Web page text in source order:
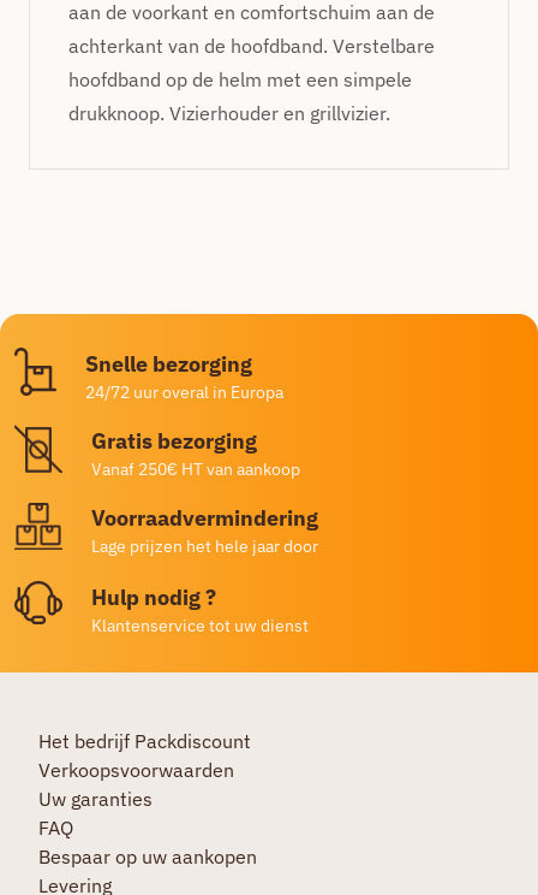
aan de voorkant en comfortschuim aan de
achterkant van de hoofdband. Verstelbare
hoofdband op de helm met een simpele
drukknoop. Vizierhouder en grillvizier.
Snelle bezorging
24/72 uur overal in Europa
Gratis bezorging
Vanaf 250€ HT van aankoop
Voorraadvermindering
Lage prijzen het hele jaar door
Hulp nodig ?
Klantenservice tot uw dienst
Het bedrijf Packdiscount
Verkoopsvoorwaarden
Uw garanties
FAQ
Bespaar op uw aankopen
Levering